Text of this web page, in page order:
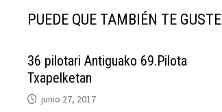
PUEDE QUE TAMBIÉN TE GUSTE
36 pilotari Antiguako 69.Pilota
Txapelketan
junio 27, 2017